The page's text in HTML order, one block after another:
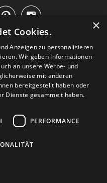

Retoure
×
Cookies.
Anzeigen zu personalisieren
Wir geben Informationen
an unsere Werbe- und
mit anderen
bereitgestellt haben oder
Dienste gesammelt haben.
PERFORMANCE